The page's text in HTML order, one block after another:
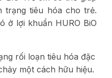
trạng tiêu hóa cho trẻ.
ở lợi khuẩn HURO BiO
rối loạn tiêu hóa đặc
một cách hữu hiệu.